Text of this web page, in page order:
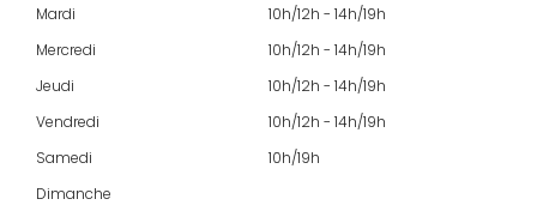
Mardi
10h/12h - 14h/19h
Mercredi
10h/12h - 14h/19h
Jeudi
10h/12h - 14h/19h
Vendredi
10h/12h - 14h/19h
Samedi
10h/19h
Dimanche